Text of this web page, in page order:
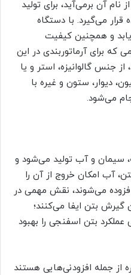
آن برمی‌آید، برای تولید
قرار می‌گیرد. با دستگاه
و همچنین کیفیت
که برای آرماتوربندی در این
جنس گالوانیزه، استر و یا
دیوار، ستون و غیره با
می‌‌شود.
سیمان و آب تولید می‌شود و
آب امکان خروج از آن را
افزوده می‌شوند، نقش مهمی در
گیرش بتن ایفا می‌کنند؛
عملکرد بتن اسفنجی را بهبود
از جمله افزودنی‌هایی هستند